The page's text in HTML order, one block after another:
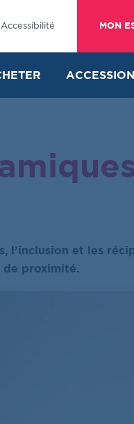
Accessibilité MON
ACCESSION
l’inclusion et les
de proximité.